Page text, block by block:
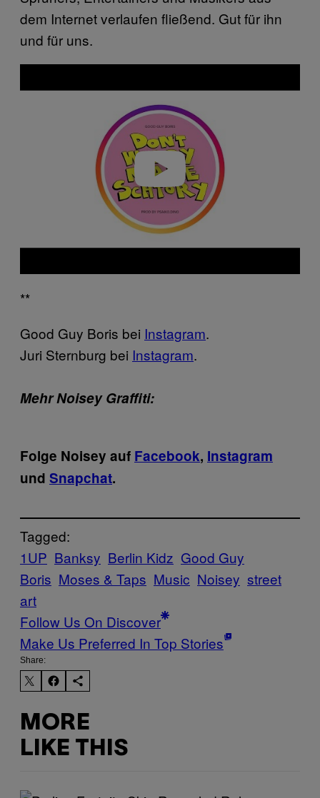
dem Internet verlaufen fließend. Gut für ihn
und für uns.
a
**
Good Guy Boris bei Instagram.
Juri Sternburg bei Instagram.
Mehr Noisey Graffiti:
Folge Noisey auf Facebook, Instagram
und Snapchat.
Tagged:
1UP Banksy Berlin Kidz Good Guy
Boris Moses & Taps Music Noisey street
art
Follow Us On Discover
Make Us Preferred In Top Stories
Share:
MORE
LIKE THIS